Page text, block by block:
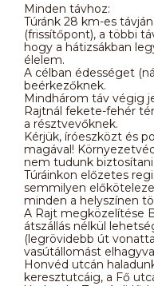
Minden távhoz:
Túránk 28 km-es
(frissítőpont), a többi
hogy a hátizsákban
élelem.
A célban édességet
beérkezőknek.
Mindhárom táv végig
Rajtnál fekete-fehér
a résztvevőknek.
Kérjük, íróeszközt és
magával!
nem tudunk biztosítani.
Túráinkon előzetes
semmilyen
minden a helyszínen
A Rajt megközelítése
átszállás nélkül
(legrövidebb út
vasútállomást
Honvéd utcán
keresztutcáig, a Fő